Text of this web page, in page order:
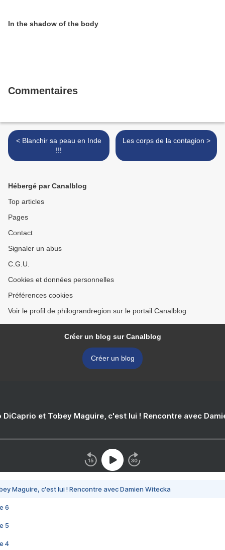
In the shadow of the body
Commentaires
< Blanchir sa peau en Inde
!!!
Les corps de la contagion >
Hébergé par Canalblog
Top articles
Pages
Contact
Signaler un abus
C.G.U.
Cookies et données personnelles
Préférences cookies
Voir le profil de philograndregion sur le portail Canalblog
Créer un blog sur Canalblog
Créer un blog
DiCaprio et Tobey Maguire, c'est lui ! Rencontre avec
Maguire, c'est lui ! Rencontre avec Damien Witecka
6
5
4